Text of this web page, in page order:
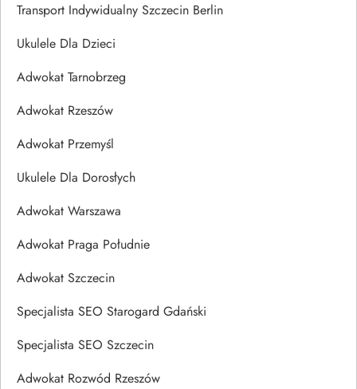
Transport Indywidualny Szczecin Berlin
Ukulele Dla Dzieci
Adwokat Tarnobrzeg
Adwokat Rzeszów
Adwokat Przemyśl
Ukulele Dla Dorosłych
Adwokat Warszawa
Adwokat Praga Południe
Adwokat Szczecin
Specjalista SEO Starogard Gdański
Specjalista SEO Szczecin
Adwokat Rozwód Rzeszów